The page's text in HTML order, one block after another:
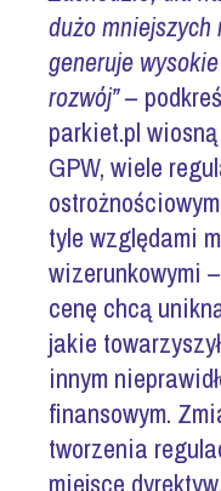
dużo
generuje
rozwój”–
parkiet.pl
GPW, wiele
tyle względami
wizerunkowymi
cenę chcą
jakie
innym
finansowym.
tworzenia